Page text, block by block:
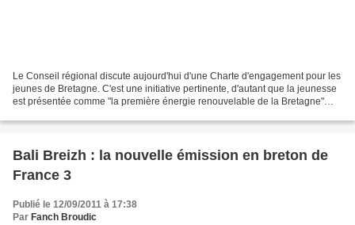
Le Conseil régional discute aujourd'hui d'une Charte d'engagement pour les
jeunes de Bretagne. C'est une initiative pertinente, d'autant que la jeunesse
est présentée comme "la première énergie renouvelable de la Bretagne"
Bali Breizh : la nouvelle émission en breton de
France 3
Publié le 12/09/2011 à 17:38
Par Fanch Broudic